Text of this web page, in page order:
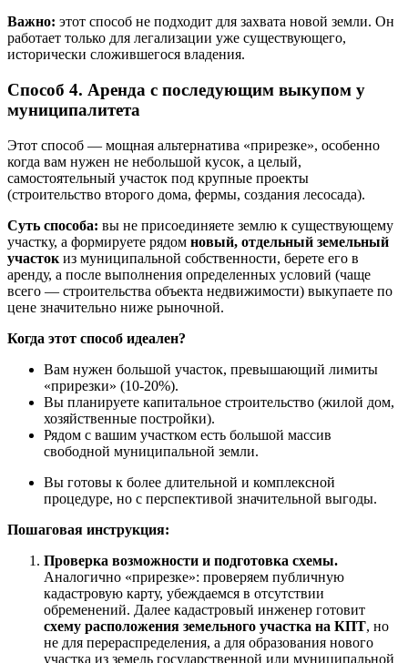
Важно: этот способ не подходит для захвата новой земли. Он
работает только для легализации уже существующего,
исторически сложившегося владения.
Способ 4. Аренда с последующим выкупом у
муниципалитета
Этот способ — мощная альтернатива «прирезке», особенно
когда вам нужен не небольшой кусок, а целый,
самостоятельный участок под крупные проекты
(строительство второго дома, фермы, создания лесосада).
Суть способа: вы не присоединяете землю к существующему
участку, а формируете рядом новый, отдельный земельный
участок из муниципальной собственности, берете его в
аренду, а после выполнения определенных условий (чаще
всего — строительства объекта недвижимости) выкупаете по
цене значительно ниже рыночной.
Когда этот способ идеален?
Вам нужен большой участок, превышающий лимиты
«прирезки» (10-20%).
Вы планируете капитальное строительство (жилой дом,
хозяйственные постройки).
Рядом с вашим участком есть большой массив
свободной муниципальной земли.
Вы готовы к более длительной и комплексной
процедуре, но с перспективой значительной выгоды.
Пошаговая инструкция:
Проверка возможности и подготовка схемы.
Аналогично «прирезке»: проверяем публичную
кадастровую карту, убеждаемся в отсутствии
обременений. Далее кадастровый инженер готовит
схему расположения земельного участка на КПТ, но
не для перераспределения, а для образования нового
участка из земель государственной или муниципальной